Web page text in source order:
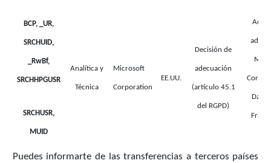
BCP, _UR,
SRCHUID,
_RwBf,
SRCHHPGUSR
SRCHUSR,
MUID
Analítica y
Técnica
Microsoft
Corporation
EE.UU.
Decisión de
adecuación
(artículo 45.1
del RGPD)
Data
Puedes informarte de las transferencias a terceros países